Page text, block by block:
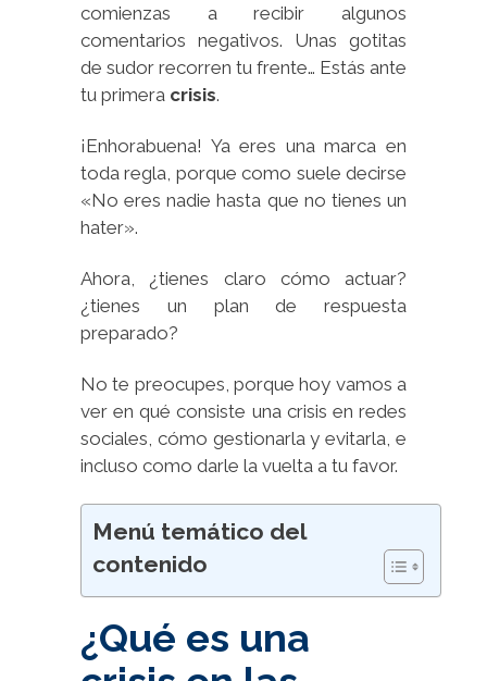
comienzas a recibir algunos
comentarios negativos. Unas gotitas
de sudor recorren tu frente… Estás ante
tu primera crisis.
¡Enhorabuena! Ya eres una marca en
toda regla, porque como suele decirse
«No eres nadie hasta que no tienes un
hater».
Ahora, ¿tienes claro cómo actuar?
¿tienes un plan de respuesta
preparado?
No te preocupes, porque hoy vamos a
ver en qué consiste una crisis en redes
sociales, cómo gestionarla y evitarla, e
incluso como darle la vuelta a tu favor.
Menú temático del
contenido
¿Qué es una